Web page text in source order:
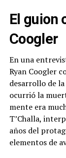
El guion
Coogler
En una
Ryan Coogler
desarrollo de la
ocurrió la
mente era
T’Challa,
años del
elementos de